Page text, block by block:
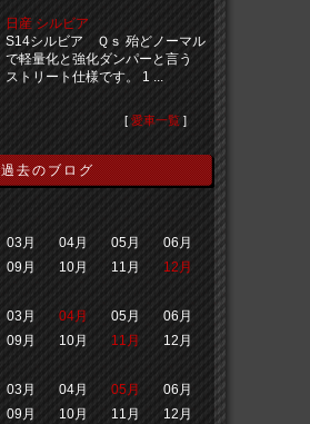
日産 シルビア
S14シルビア Ｑｓ 殆どノーマル
で軽量化と強化ダンパーと言う
ストリート仕様です。 1 ...
[ 愛車一覧 ]
過去のブログ
03月 04月 05月
06月
09月 10月 11月
12月
03月 04月 05月
06月
09月 10月 11月
12月
03月 04月 05月
06月
09月 10月 11月
12月